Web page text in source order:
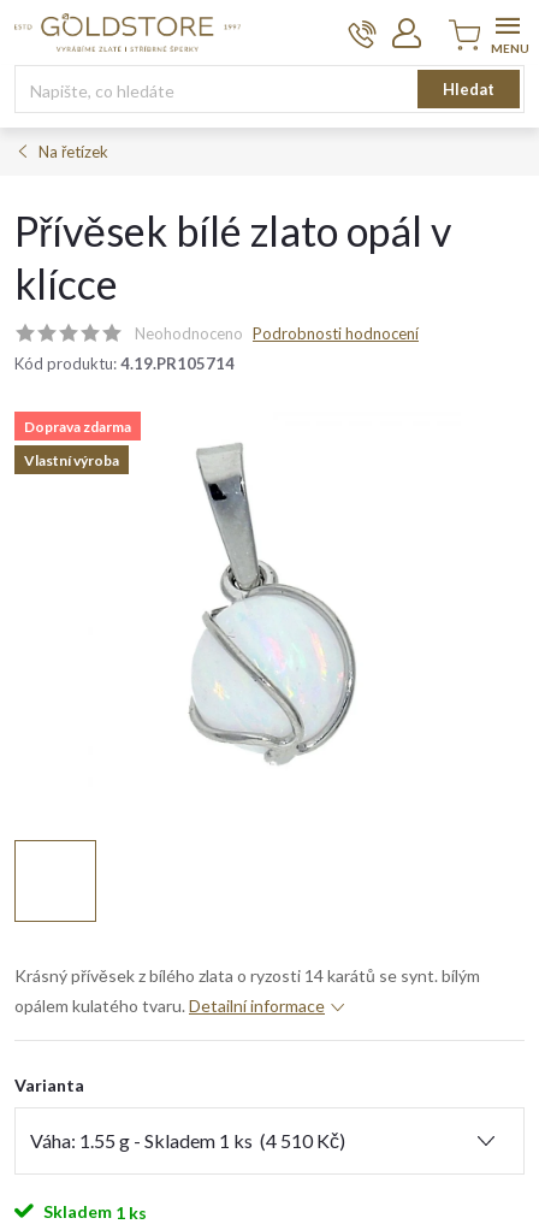
Hledat
Nákupní
košík
Na řetízek
Přívěsek bílé zlato opál v
klícce
Neohodnoceno Podrobnosti hodnocení
Kód produktu:4.19.PR105714
Doprava zdarma
Vlastní výroba
Krásný přívěsek z bílého zlata o ryzosti 14 karátů se synt. bílým
opálem kulatého tvaru. Detailní informace
Varianta
Skladem 1 ks